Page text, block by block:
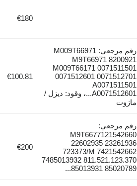
€180
رقم مرجعي: M009T66971
M9T66971 8200921
M009T66171 0071511501
0071512601 0071512701
A0071511501
A0071512601...، وقود: ديزل /
مازوت
€100.81
رقم مرجعي:
M9T6677121542660
22602935 23261936
723373/M 7421542662
7485013932 811.521.123.370
85013931 85020789...
€200